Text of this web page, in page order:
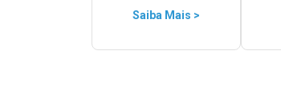
Saiba Mais >